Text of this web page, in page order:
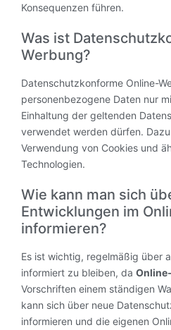
Konsequenzen führen.
Was ist
Werbung?
Datenschutzkonforme Online-
personenbezogene Daten nur
Einhaltung der geltenden
verwendet werden dürfen.
Verwendung von Cookies und
Technologien.
Wie kann man sich
Entwicklungen im
informieren?
Es ist wichtig, regelmäßig über
informiert zu bleiben, da
Vorschriften einem ständigen
kann sich über neue
informieren und die eigenen